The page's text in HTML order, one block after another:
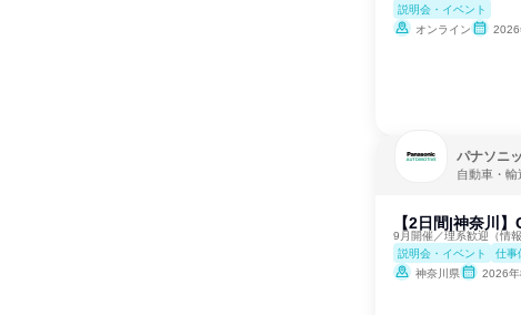
説明会・イベント
オンライン
2026
パナソニ
自動車・
【2日間|神奈川
9月開催／理系歓迎（情
説明会・イベント
仕事
神奈川県
2026年